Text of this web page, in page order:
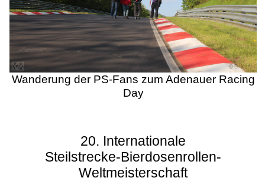
Wanderung der PS-Fans zum Adenauer Racing
Day
20. Internationale
Steilstrecke-Bierdosenrollen-
Weltmeisterschaft